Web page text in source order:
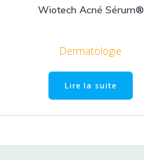
Wiotech Acné Sérum®
Dermatologie
Lire la suite